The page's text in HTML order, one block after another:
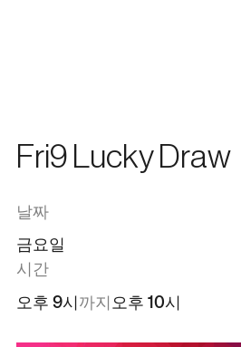
Fri9 Lucky Draw
날짜
금요일
시간
오후 9시까지 오후 10시